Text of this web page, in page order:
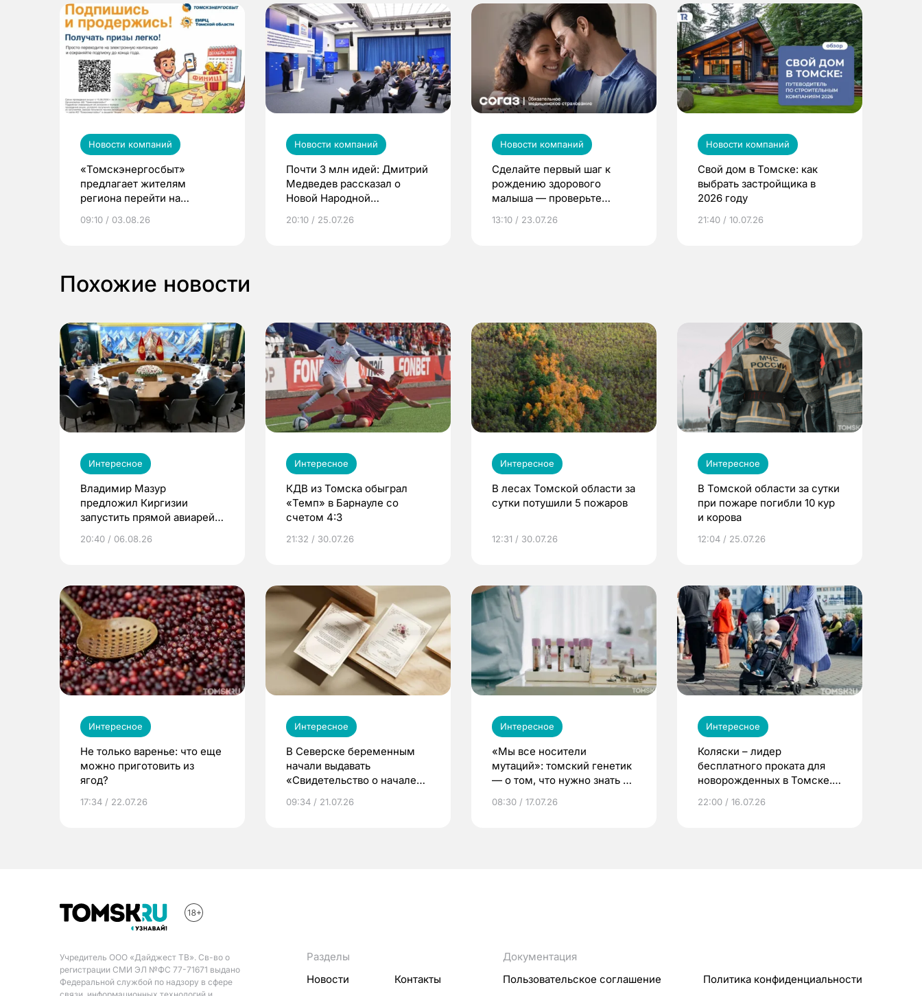
Новости компаний
«Томскэнергосбыт»
предлагает жителям
региона перейти на
выиграть призы
09:10 / 03.08.26
Новости компаний
Почти 3 млн идей: Дмитрий
Медведев рассказал о
Новой Народной
20:10 / 25.07.26
Новости компаний
Сделайте первый шаг к
рождению здорового
малыша — проверьте
по ОМС!
13:10 / 23.07.26
Новости компаний
Свой дом в Томске: как
выбрать застройщика в
2026 году
21:40 / 10.07.26
Похожие новости
Интересное
Владимир Мазур
предложил Киргизии
запустить прямой авиарейс
20:40 / 06.08.26
Интересное
КДВ из Томска обыграл
«Темп» в Барнауле со
счетом 4:3
21:32 / 30.07.26
Интересное
В лесах Томской области за
сутки потушили 5 пожаров
12:31 / 30.07.26
Интересное
В Томской области за сутки
при пожаре погибли 10 кур
и корова
12:04 / 25.07.26
Интересное
Не только варенье: что еще
можно приготовить из
ягод?
17:34 / 22.07.26
Интересное
В Северске беременным
начали выдавать
«Свидетельство о начале
09:34 / 21.07.26
Интересное
«Мы все носители
мутаций»: томский генетик
— о том, что нужно знать до
08:30 / 17.07.26
Интересное
Коляски – лидер
бесплатного проката для
новорожденных в Томске.
22:00 / 16.07.26
Учредитель ООО «Дайджест ТВ». Св-во о
регистрации СМИ ЭЛ №ФС 77-71671 выдано
Федеральной службой по надзору в сфере
Разделы
Новости
Контакты
Документация
Пользовательское соглашение
Политика конфиденциальности